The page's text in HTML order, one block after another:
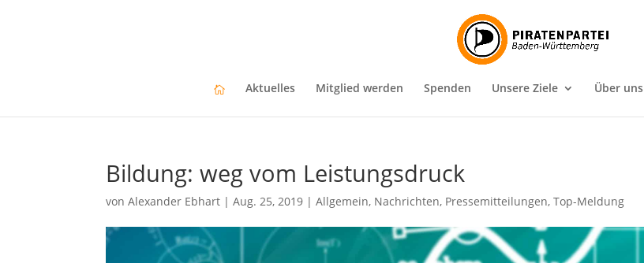
Aktuelles Mitglied werden Spenden Unsere Ziele Über uns
Bildung: weg vom Leistungsdruck
vonAlexander Ebhart |Aug. 25, 2019 |Allgemein, Nachrichten, Pressemitteilungen,Top-Meldung